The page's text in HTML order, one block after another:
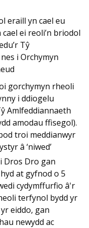
eraill yn cael eu
ei reoli’n briodol
Tŷ
i Orchymyn
gorchymyn rheoli
i ddiogelu
Amlfeddiannaeth
amodau ffisegol).
troi meddianwyr
â ‘niwed’
Dros Dro gan
at gyfnod o 5
cydymffurfio â'r
terfynol bydd yr
eiddo, gan
newydd ac